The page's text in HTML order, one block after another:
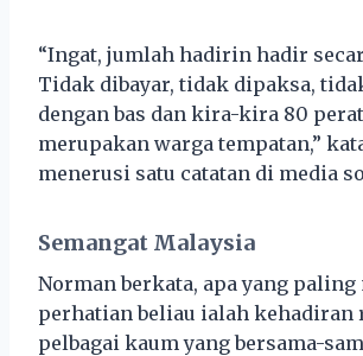
“Ingat, jumlah hadirin hadir
Tidak dibayar, tidak dipaksa,
dengan bas dan kira-kira 80
merupakan warga tempatan,”
menerusi satu catatan di media
Semangat Malaysia
Norman berkata, apa yang
perhatian beliau ialah kehadiran
pelbagai kaum yang bersama-